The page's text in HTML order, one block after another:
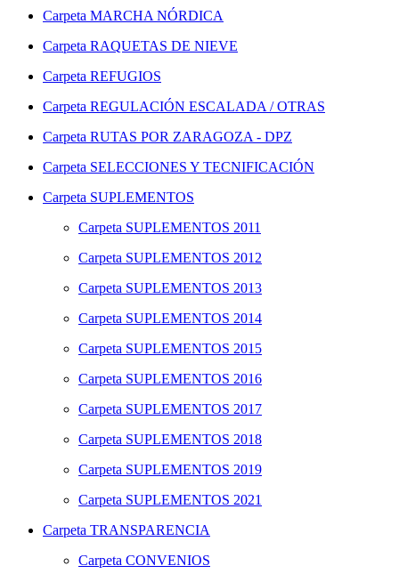
Carpeta MARCHA NÓRDICA
Carpeta RAQUETAS DE NIEVE
Carpeta REFUGIOS
Carpeta REGULACIÓN ESCALADA / OTRAS
Carpeta RUTAS POR ZARAGOZA - DPZ
Carpeta SELECCIONES Y TECNIFICACIÓN
Carpeta SUPLEMENTOS
Carpeta SUPLEMENTOS 2011
Carpeta SUPLEMENTOS 2012
Carpeta SUPLEMENTOS 2013
Carpeta SUPLEMENTOS 2014
Carpeta SUPLEMENTOS 2015
Carpeta SUPLEMENTOS 2016
Carpeta SUPLEMENTOS 2017
Carpeta SUPLEMENTOS 2018
Carpeta SUPLEMENTOS 2019
Carpeta SUPLEMENTOS 2021
Carpeta TRANSPARENCIA
Carpeta CONVENIOS